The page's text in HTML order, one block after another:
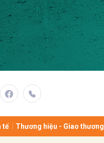
tế Thương hiệu - Giao thương
Gửi bình luận